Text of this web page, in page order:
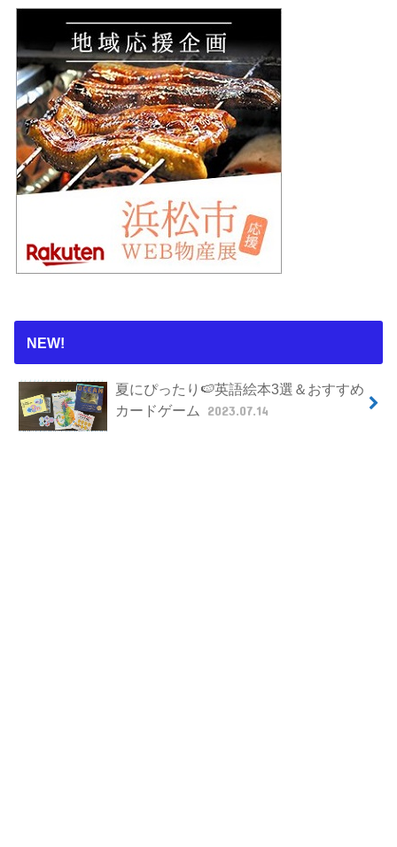
NEW!
夏にぴったり🍉英語絵本3選＆おすすめ
カードゲーム
2023.07.14